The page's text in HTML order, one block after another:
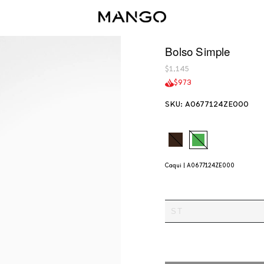
Bolso Simple
$1,145
$973
SKU: A0677124ZE000
marroncaqui
Caqui |A0677124ZE000
ST